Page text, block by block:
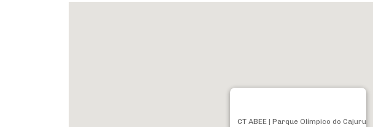
CT ABEE | Parque Olímpico do Cajuru